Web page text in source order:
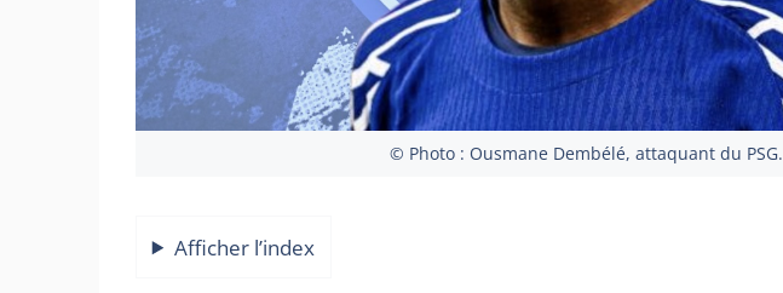
© Photo : Ousmane Dembélé, attaquant du PSG.
Afficher l’index